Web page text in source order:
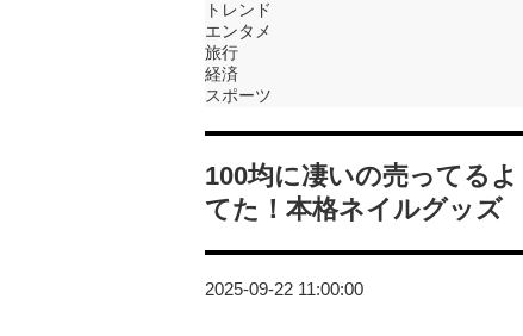
トレンド
エンタメ
旅行
経済
スポーツ
100均に凄いの売ってる
てた！本格ネイルグッズ
2025-09-22 11:00:00